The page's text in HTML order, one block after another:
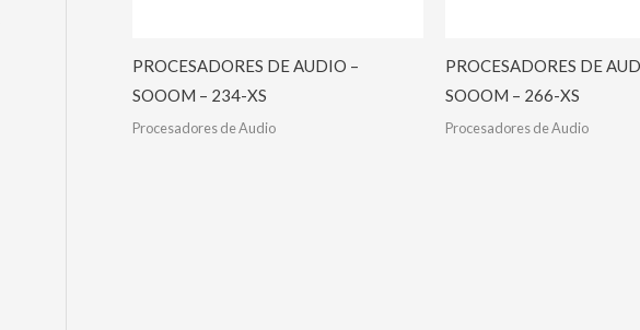
PROCESADORES DE AUDIO –
SOOOM – 234-XS
Procesadores de Audio
PROCESADORES DE
SOOOM – 266-XS
Procesadores de Audio